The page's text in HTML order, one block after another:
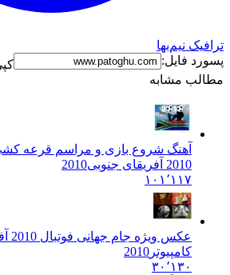
نیم‌بها
فایل:
مشابه
آهنگ شروع بازی و مراسم قرعه کشی
2010 آفریقای جنوبی
2010
۱۰۱٬۱۱۷
عکس
کامپیوتر2010
۳۰٬۱۳۰